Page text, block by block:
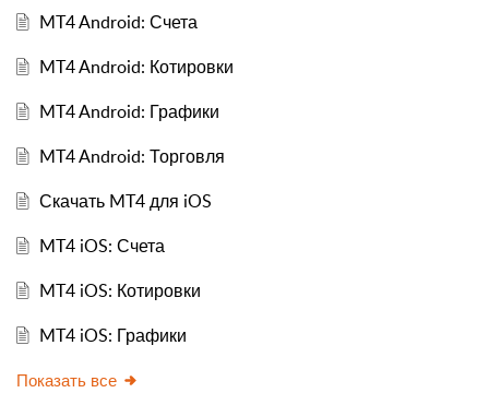
MT4 Android: Счета
MT4 Android: Котировки
MT4 Android: Графики
MT4 Android: Торговля
Скачать MT4 для iOS
MT4 iOS: Счета
MT4 iOS: Котировки
MT4 iOS: Графики
Показать все